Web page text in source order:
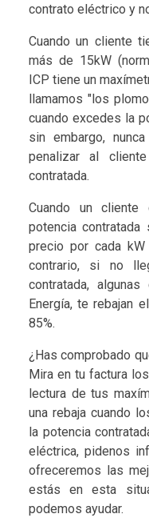
contrato eléctrico y
Cuando un cliente
más de 15kW
ICP tiene un
llamamos "los
cuando excedes la
sin embargo,
penalizar al
contratada.
Cuando un
potencia
precio por cada
contrario, si no
contratada,
Energía, te rebajan
85%.
¿Has comprobado
Mira en tu factura
lectura de tus
una rebaja cuando
la potencia
eléctrica, pidenos
ofreceremos las
estás en esta
podemos ayudar.